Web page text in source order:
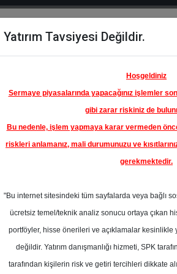
Hisse
Öne
Çıkanlar
SANAYİ
%0.00
2
Yatırım Tavsiyesi Değildir.
Hoşgeldiniz
Sermaye piyasalarında yapacağınız işlemler
gibi zarar riskiniz de
Bu nedenle, işlem yapmaya karar vermeden
riskleri anlamanız, mali durumunuzu ve
gerekmektedir.
"Bu internet sitesindeki tüm sayfalarda veya bağlı
ücretsiz temel/teknik analiz sonucu ortaya çıkan
portföyler, hisse önerileri ve açıklamalar kesinlikle
değildir. Yatırım danışmanlığı hizmeti, SPK
tarafından kişilerin risk ve getiri tercihleri dikkate